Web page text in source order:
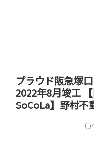
プラウド阪急塚
2022年8月竣工
SoCoLa】野村不
（